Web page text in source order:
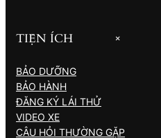
TIỆN ÍCH +
BẢO DƯỠNG
BẢO HÀNH
ĐĂNG KÝ LÁI THỬ
VIDEO XE
CÂU HỎI THƯỜNG GẶP